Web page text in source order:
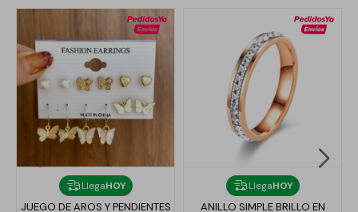
LlegaHOY
JUEGO DE AROS Y PENDIENTES
LlegaHOY
ANILLO SIMPLE BRILLO EN